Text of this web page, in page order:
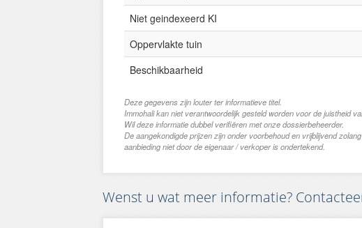
Niet geindexeerd KI
Oppervlakte tuin
Beschikbaarheid
Deze gegevens zijn louter ter informatieve titel.
Immohali kan niet verantwoordelijk gesteld worden voor de juistheid
Wil deze informatie dubbel verifiëren met onze dossierbeheerder.
De aangekondigde prijzen zijn onder voorbehoud en vrijblijvend
aanbieding niet door de eigenaar / verkoper is ondertekend.
Wenst u wat meer informatie?